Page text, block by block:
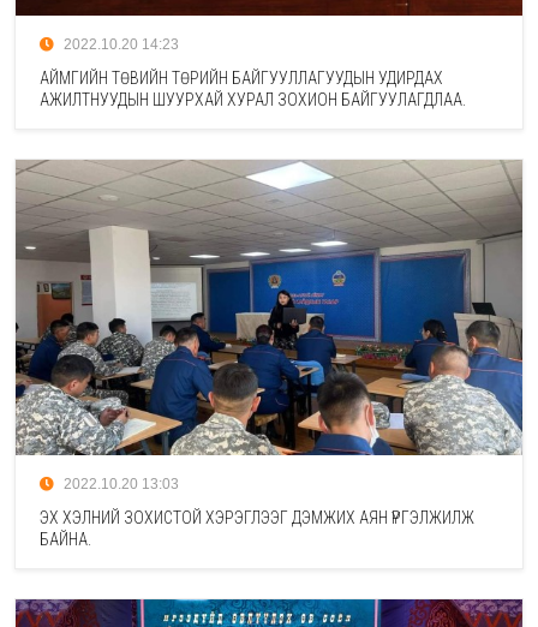
2022.10.20 14:23
АЙМГИЙН ТӨВИЙН ТӨРИЙН БАЙГУУЛЛАГУУДЫН УДИРДАХ
АЖИЛТНУУДЫН ШУУРХАЙ ХУРАЛ ЗОХИОН БАЙГУУЛАГДЛАА.
2022.10.20 13:03
ЭХ ХЭЛНИЙ ЗОХИСТОЙ ХЭРЭГЛЭЭГ ДЭМЖИХ АЯН ҮРГЭЛЖИЛЖ
БАЙНА.